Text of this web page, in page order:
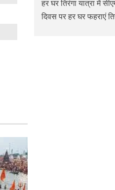
हर घर तिरंगा यात्रा में
दिवस पर हर घर फहराएं